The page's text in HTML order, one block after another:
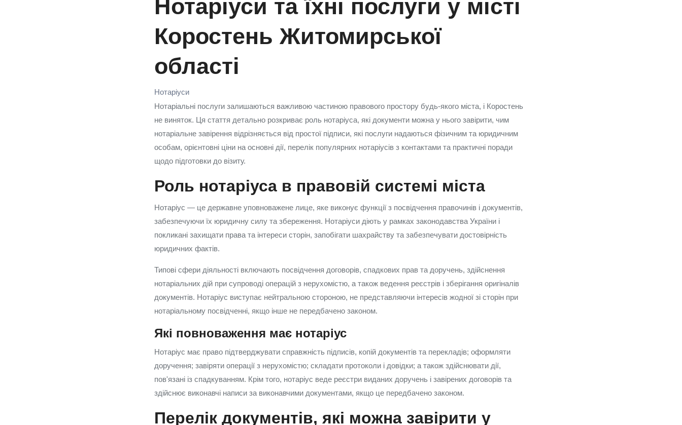
Нотаріуси та їхні послуги у місті
Коростень Житомирської
області
Нотаріуси
Нотаріальні послуги залишаються важливою частиною правового простору будь‑якого міста, і Коростень
не виняток. Ця стаття детально розкриває роль нотаріуса, які документи можна у нього завірити, чим
нотаріальне завірення відрізняється від простої підписи, які послуги надаються фізичним та юридичним
особам, орієнтовні ціни на основні дії, перелік популярних нотаріусів з контактами та практичні поради
щодо підготовки до візиту.
Роль нотаріуса в правовій системі міста
Нотаріус — це державне уповноважене лице, яке виконує функції з посвідчення правочинів і документів,
забезпечуючи їх юридичну силу та збереження. Нотаріуси діють у рамках законодавства України і
покликані захищати права та інтереси сторін, запобігати шахрайству та забезпечувати достовірність
юридичних фактів.
Типові сфери діяльності включають посвідчення договорів, спадкових прав та доручень, здійснення
нотаріальних дій при супроводі операцій з нерухомістю, а також ведення реєстрів і зберігання оригіналів
документів. Нотаріус виступає нейтральною стороною, не представляючи інтересів жодної зі сторін при
нотаріальному посвідченні, якщо інше не передбачено законом.
Які повноваження має нотаріус
Нотаріус має право підтверджувати справжність підписів, копій документів та перекладів; оформляти
доручення; завіряти операції з нерухомістю; складати протоколи і довідки; а також здійснювати дії,
пов'язані із спадкуванням. Крім того, нотаріус веде реєстри виданих доручень і завірених договорів та
здійснює виконавчі написи за виконавчими документами, якщо це передбачено законом.
Перелік документів, які можна завірити у